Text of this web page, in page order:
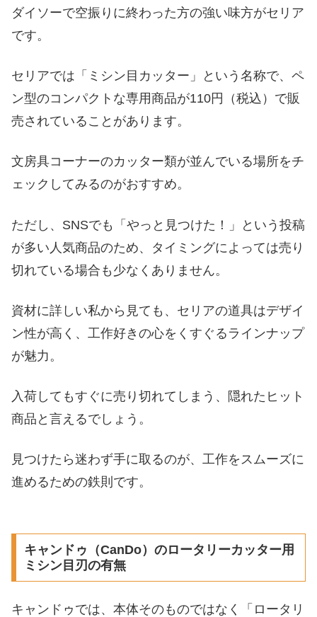
ダイソーで空振りに終わった方の強い味方がセリア
です。
セリアでは「ミシン目カッター」という名称で、ペ
ン型のコンパクトな専用商品が110円（税込）で販
売されていることがあります。
文房具コーナーのカッター類が並んでいる場所をチ
ェックしてみるのがおすすめ。
ただし、SNSでも「やっと見つけた！」という投稿
が多い人気商品のため、タイミングによっては売り
切れている場合も少なくありません。
資材に詳しい私から見ても、セリアの道具はデザイ
ン性が高く、工作好きの心をくすぐるラインナップ
が魅力。
入荷してもすぐに売り切れてしまう、隠れたヒット
商品と言えるでしょう。
見つけたら迷わず手に取るのが、工作をスムーズに
進めるための鉄則です。
キャンドゥ（CanDo）のロータリーカッター用
ミシン目刃の有無
キャンドゥでは、本体そのものではなく「ロータリ